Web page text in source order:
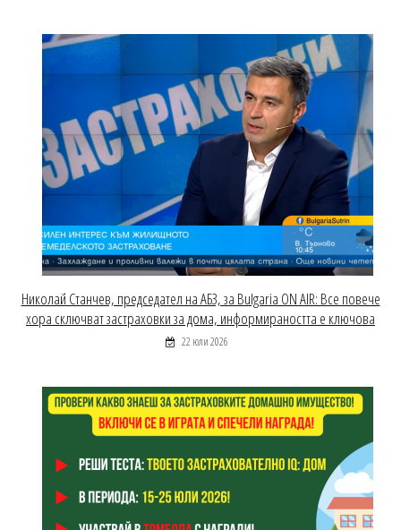
Николай Станчев, председател на АБЗ, за Bulgaria ON AIR: Все повече
хора сключват застраховки за дома, информираността е ключова
22 юли 2026